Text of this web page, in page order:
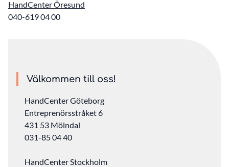
HandCenter Öresund
040-619 04 00
Välkommen till oss!
HandCenter Göteborg
Entreprenörsstråket 6
431 53 Mölndal
031-85 04 40
HandCenter Stockholm